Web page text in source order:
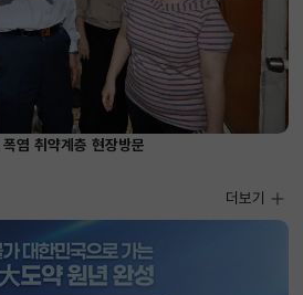
염 취약계층 현장방문
더보기